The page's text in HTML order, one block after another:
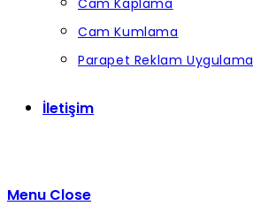
Cam Kaplama
Cam Kumlama
Parapet Reklam Uygulama
İletişim
Menu Close